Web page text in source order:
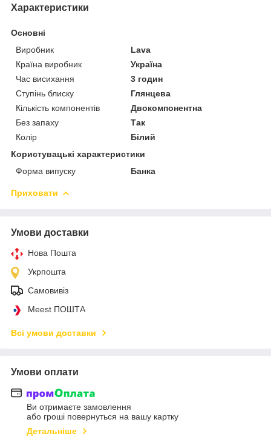
Характеристики
Основні
Виробник
Lava
Країна виробник
Україна
Час висихання
3 годин
Ступінь блиску
Глянцева
Кількість компонентів
Двокомпонентна
Без запаху
Так
Колір
Білий
Користувацькі характеристики
Форма випуску
Банка
Приховати
Умови доставки
Нова Пошта
Укрпошта
Самовивіз
Meest ПОШТА
Всі умови доставки
Умови оплати
Ви отримаєте замовлення
або гроші повернуться на вашу картку
Детальніше